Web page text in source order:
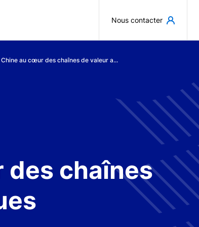
Nous contacter
Chine au cœur des chaînes de valeur a...
des chaînes